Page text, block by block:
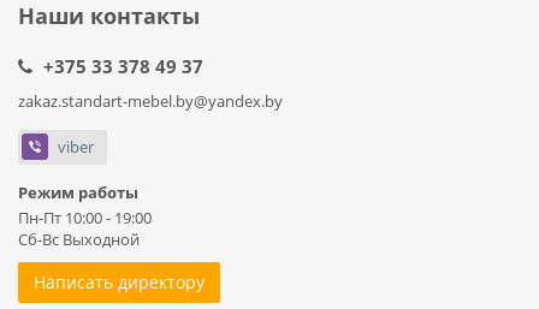
Наши контакты
+375 33 378 49 37
zakaz.standart-mebel.by@yandex.by
viber
Режим работы
Пн-Пт 10:00 - 19:00
Сб-Вс Выходной
Написать директору